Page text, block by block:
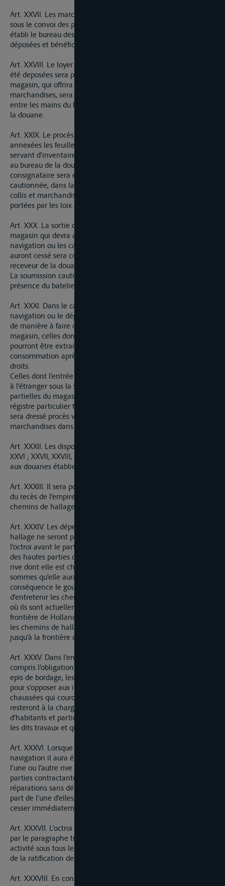
Art. XXVII. Les marchandises débarquées seront transportées
sous le convoi des préposés dans la commune où se trouvera
établi le bureau des douanes le plus voisin pour y être
déposées et bénéficiées s’il est nécessaire.
Art. XXVIII. Le loyer de magasin où les marchandises auront
été deposées sera payé par le batelier ou le propriétaire. Ce
magasin, qui offrira sûreté et solidité pour la conservation des
marchandises, sera fermé à deux clefs, dont l’une restera
entre les mains du batelier et l’autre en celles du receveur de
la douane.
Art. XXIX. Le procès verbal de déchargement auquel seront
annexées les feuilles de chargement et connoissement,
servant d’inventaire des dits effets et marchandises sera remis
au bureau de la douane, le batelier, propriétaire ou
consignataire sera en outre tenu d’y joindre une soumission
cautionnée, dans la forme ordinaire, de représenter les ballots,
collis et marchandises portés au procès verbal sous les peines
portées par les loix.
Art. XXX. La sortie des effets et marchandises déposés en
magasin qui devra avoir lieu aussitôt que les obstacles de la
navigation ou les causes de l’avarie éprouvée par le batleier
auront cessé sera constatée par un procès verbal dressé par le
receveur de la douane, deux préposés de brigade et le batelier.
La soumission cautionnée sera annullée par le receveur en
présence du batelier ou de son fondé de pouvoir.
Art. XXXI. Dans le cas où les causes qui retardaient la
navigation ou le départ des marchandises se prolongeraient
de manière à faire desirer aux propriétaires de les retirer du
magasin, celles dont l’entrée en France n’est pas prohibée,
pourront être extraites partiellement et admises dans la
consommation après vérification et après le payement des
droits.
Celles dont l’entrée en France est prohibée seront réexportées
à l’étranger sous la surveillance des douanes. Ces sorties
partielles du magasin seront portées successivement sur un
régistre particulier tenu par le receveur de la douane et il en
sera dressé procès verbal après la sortie de la totalité des
marchandises dans la forme dessus precrite.
Art. XXXII. Les dispositions comprises dans les articles XXV,
XXVI ; XXVII, XXVIII, XXIX, XXX et XXXI sont déclarés communes
aux douanes établies ou à établir sur la rive droite du fleuve.
Art. XXXIII. Il sera pourvu de la manière suivante à l’exécution
du recès de l’empire en ce qui concerne l’entretien des
chemins de hallage.
Art. XXXIV. Les dépenses pour l’entretien des chemins de
hallage ne seront point prélévées sur la masse des produits de
l’octroi avant le partage qui doit en être fait; mais chacune
des hautes parties contractantes s’oblige d’y pourvoir sur la
rive dont elle est chargée et d’en acquitter les dépenses sur les
sommes qu’elle aura touchées après le partage. En
conséquence le gouvernement français reste chargé
d’entretenir les chemins de hallage sur la rive gauche partout
où ils sont actuellement établis, depuis Strasbourg jusqu’à la
frontière de Hollande. S.A.E. s’oblige pareillement d’entretenir
les chemins de hallage sur la rive droite du fleuve depuis Kehl
jusqu’à la frontière de Hollande, partout où ils sont établie.
Art. XXXV. Dans l’entretien des chemins de hallage n’est pas
compris l’obligation de construire, réparer et enetretenir les
epis de bordage, les digues et autres ouvrages d’art établis
pour s’opposer aux inondations du fleuve, mais seulement les
chaussées qui couronnent les dits ouvrages ; les autres travaux
resteront à la charge des souverains, communautés
d’habitants et particuliers dont les priétés sont préservées par
les dits travaux et qui les ont eus jusqu’à présent à leur charge.
Art. XXXVI. Lorsque sur les rapports des inspecteurs de la
navigation il aura été constaté que les chemins de hallage de
l’une ou l’autre rive ont besoin d’être réparés, les hautes
parties contractantes s’obligent à faire exécuter ces
réparations sans délai. S’il était apporté quelque retard de la
part de l’une d’elles, elle sera invitée par l’autre de le faire
cesser immédiatement.
Art. XXXVII. L’octroi de navigation du Rhin, tel qu’il est établi
par le paragraphe trente neuf du recès sus-daté, sera mis en
activité sous tous les rapports le 31me jour qui suivra l’échange
de la ratification des présentes conventions.
Art. XXXVIII. En conséquence la perception des droits d’octroi